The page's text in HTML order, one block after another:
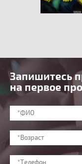
Запишитесь
на первое